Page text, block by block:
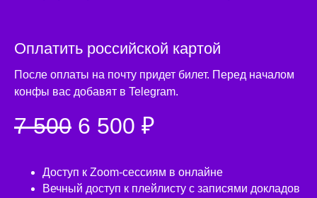
Оплатить российской картой
После оплаты на почту придет билет. Перед началом
конфы вас добавят в Telegram.
7 500 6 500 ₽
Доступ к Zoom-сессиям в онлайне
Вечный доступ к плейлисту с записями докладов